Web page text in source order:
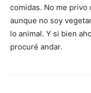
comidas. No me privo
aunque no soy
lo animal. Y si bien
procuré andar.